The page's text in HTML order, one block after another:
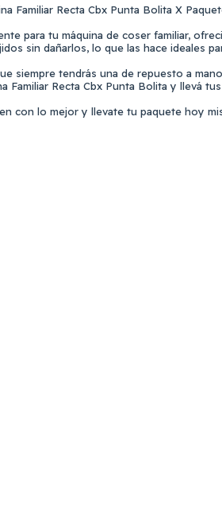
Familiar Recta Cbx Punta Bolita X
para tu máquina de coser familiar,
sin dañarlos, lo que las hace ideales
siempre tendrás una de repuesto a
Recta Cbx Punta Bolita y llevá
con lo mejor y llevate tu paquete hoy